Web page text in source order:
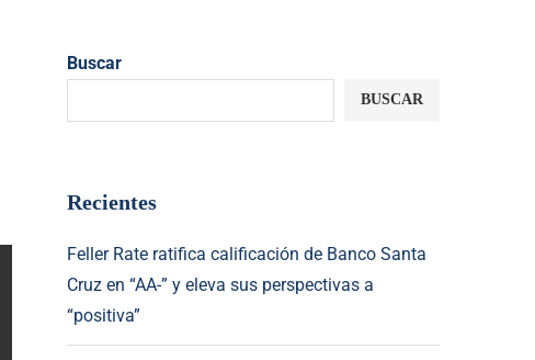
Buscar
BUSCAR
Recientes
Feller Rate ratifica calificación de Banco Santa
Cruz en “AA-” y eleva sus perspectivas a
“positiva”